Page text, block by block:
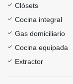
Clósets
Cocina integral
Gas domiciliario
Cocina equipada
Extractor